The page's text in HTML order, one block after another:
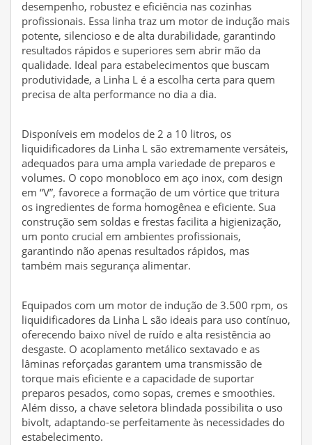
desempenho, robustez e eficiência nas cozinhas
profissionais. Essa linha traz um motor de indução mais
potente, silencioso e de alta durabilidade, garantindo
resultados rápidos e superiores sem abrir mão da
qualidade. Ideal para estabelecimentos que buscam
produtividade, a Linha L é a escolha certa para quem
precisa de alta performance no dia a dia.
Disponíveis em modelos de 2 a 10 litros, os
liquidificadores da Linha L são extremamente versáteis,
adequados para uma ampla variedade de preparos e
volumes. O copo monobloco em aço inox, com design
em “V”, favorece a formação de um vórtice que tritura
os ingredientes de forma homogênea e eficiente. Sua
construção sem soldas e frestas facilita a higienização,
um ponto crucial em ambientes profissionais,
garantindo não apenas resultados rápidos, mas
também mais segurança alimentar.
Equipados com um motor de indução de 3.500 rpm, os
liquidificadores da Linha L são ideais para uso contínuo,
oferecendo baixo nível de ruído e alta resistência ao
desgaste. O acoplamento metálico sextavado e as
lâminas reforçadas garantem uma transmissão de
torque mais eficiente e a capacidade de suportar
preparos pesados, como sopas, cremes e smoothies.
Além disso, a chave seletora blindada possibilita o uso
bivolt, adaptando-se perfeitamente às necessidades do
estabelecimento.